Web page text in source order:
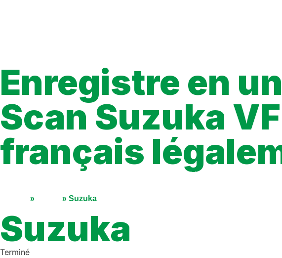
Enregistre en
Scan Suzuka
français
Vous cherchez où lire Suzuka en français? Voici un guide complet pour
» » Suzuka
Suzuka
Terminé